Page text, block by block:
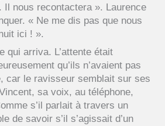
Il nous recontactera ». Laurence
« Ne me dis pas que nous
ici ! ».
qui arriva. L’attente était
qu’ils n’avaient pas
car le ravisseur semblait sur ses
sa voix, au téléphone,
s’il parlait à travers un
de savoir s’il s’agissait d’un